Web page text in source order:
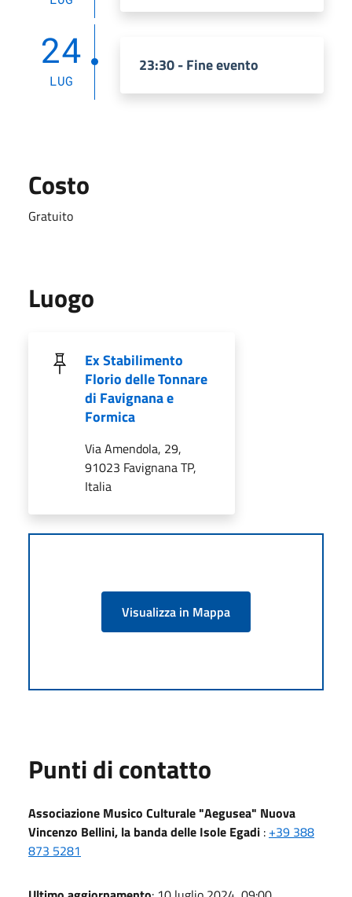
24
LUG
23:30 - Fine evento
Costo
Gratuito
Luogo
Ex Stabilimento
Florio delle Tonnare
di Favignana e
Formica
Via Amendola, 29,
91023 Favignana TP,
Italia
Visualizza in Mappa
Punti di contatto
Associazione Musico Culturale "Aegusea" Nuova
Vincenzo Bellini, la banda delle Isole Egadi : +39 388
873 5281